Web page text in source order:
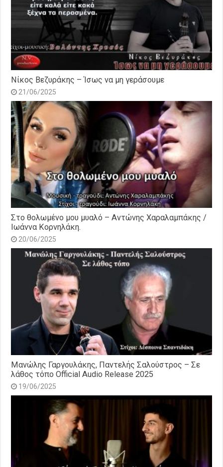
Νίκος Βεζυράκης – Ίσως να μη γεράσουμε
21/06/2025
Στο θολωμένο μου μυαλό – Αντώνης Χαραλαμπάκης /
Ιωάννα Κορνηλάκη.
20/06/2025
Μανώλης Γαργουλάκης, Παντελής Σαλούστρος – Σε
λάθος τόπο Official Audio Release 2025
19/06/2025